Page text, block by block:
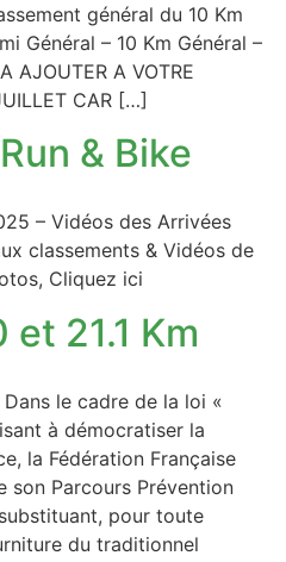
général du 10 Km
Général – 10 Km Général –
AJOUTER A VOTRE
CAR […]
& Bike
– Vidéos des Arrivées
classements & Vidéos de
Cliquez ici
et 21.1 Km
le cadre de la loi «
à démocratiser la
la Fédération Française
son Parcours Prévention
pour toute
du traditionnel